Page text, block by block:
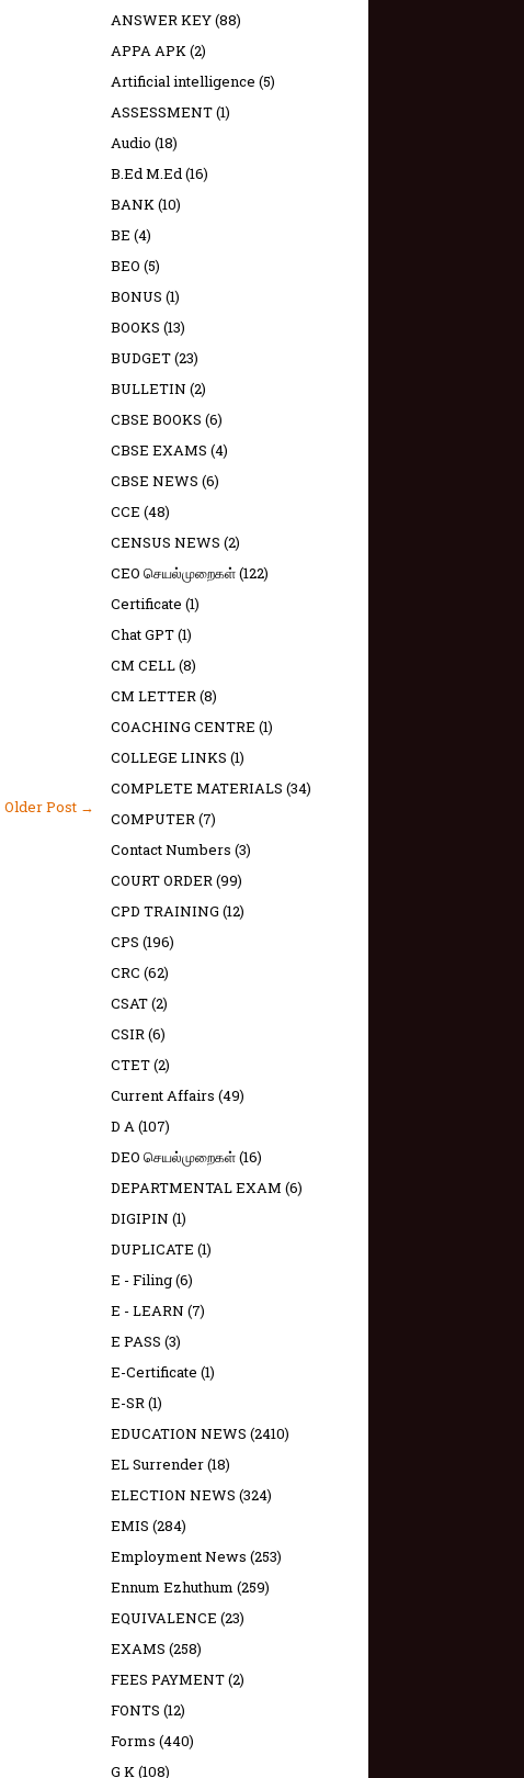
Older Post →
ANSWER KEY(88)
APPA APK(2)
Artificial intelligence (5)
ASSESSMENT(1)
Audio (18)
B.Ed M.Ed(16)
BANK(10)
BE (4)
BEO (5)
BONUS (1)
BOOKS (13)
BUDGET(23)
BULLETIN (2)
CBSE BOOKS (6)
CBSE EXAMS (4)
CBSE NEWS (6)
CCE (48)
CENSUS NEWS (2)
CEO செயல்முறைகள்(122)
Certificate (1)
Chat GPT(1)
CM CELL(8)
CM LETTER(8)
COACHING CENTRE (1)
COLLEGE LINKS (1)
COMPLETE MATERIALS (34)
COMPUTER(7)
Contact Numbers (3)
COURT ORDER(99)
CPD TRAINING (12)
CPS (196)
CRC (62)
CSAT(2)
CSIR(6)
CTET(2)
Current Affairs (49)
D A(107)
DEO செயல்முறைகள்(16)
DEPARTMENTAL EXAM (6)
DIGIPIN (1)
DUPLICATE (1)
E - Filing(6)
E - LEARN (7)
E PASS (3)
E-Certificate (1)
E-SR(1)
EDUCATION NEWS (2410)
EL Surrender(18)
ELECTION NEWS (324)
EMIS (284)
Employment News (253)
Ennum Ezhuthum (259)
EQUIVALENCE (23)
EXAMS (258)
FEES PAYMENT(2)
FONTS (12)
Forms (440)
G K(108)